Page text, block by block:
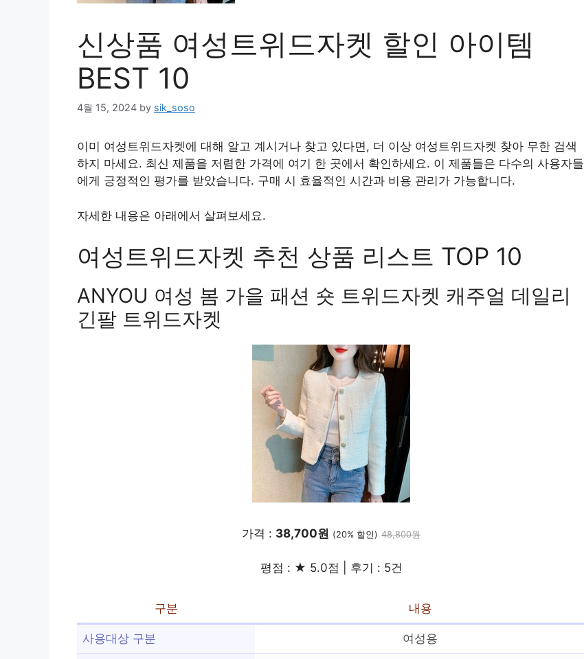
신상품 여성트위드자켓 할인 아이템
BEST 10
4월 15, 2024 by sik_soso
이미 여성트위드자켓에 대해 알고 계시거나 찾고 있다면, 더 이상 여성트위드자켓 찾아 무한 검색
하지 마세요. 최신 제품을 저렴한 가격에 여기 한 곳에서 확인하세요. 이 제품들은 다수의 사용자들
에게 긍정적인 평가를 받았습니다. 구매 시 효율적인 시간과 비용 관리가 가능합니다.
자세한 내용은 아래에서 살펴보세요.
여성트위드자켓 추천 상품 리스트 TOP 10
ANYOU 여성 봄 가을 패션 숏 트위드자켓 캐주얼 데일리
긴팔 트위드자켓
가격 : 38,700원 (20% 할인) 48,800원
평점 : ★ 5.0점 | 후기 : 5건
구분 내용
사용대상 구분 여성용